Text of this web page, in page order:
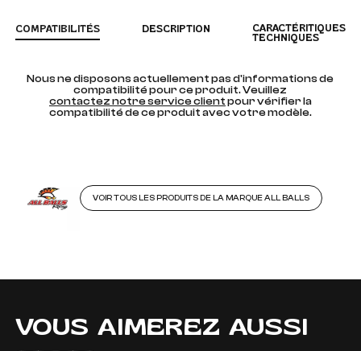
COMPATIBILITÉS DESCRIPTION
CARACTÉRITIQUES
TECHNIQUES
Nous ne disposons actuellement pas d'informations de
compatibilité pour ce produit. Veuillez
contactez notre service clientpour vérifier la
compatibilité de ce produit avec votre modèle.
VOIR TOUS LES PRODUITS DE LA MARQUE ALL BALLS
VOUS AIMEREZ AUSSI